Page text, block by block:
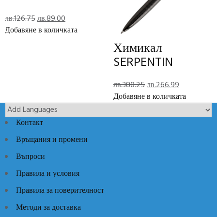
Отзиви (0)
Reviews
Код:SAC720Категории:Луксозни идеи,Луксозни Мъжки
Аксесоари
лв.126.75Original
price
лв.89.00Текущата
цена
Добавяне в количката
Химикал
SERPENTIN
лв.380.25Original
price
лв.380.25.
лв.266.99Текущата
цена
лв.266.99.
Добавяне в количката
Контакт
Връщания и промени
Въпроси
Правила и условия
Правила за поверителност
Методи за доставка